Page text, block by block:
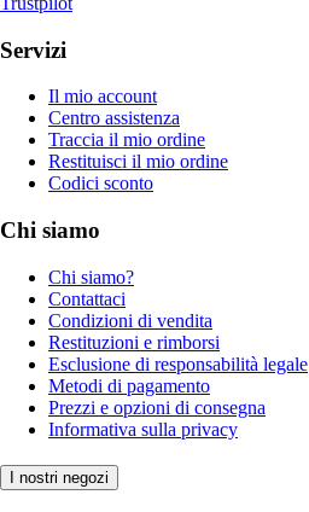
Servizi
Il mio account
Centro assistenza
Traccia il mio ordine
Restituisci il mio ordine
Codici sconto
Chi siamo
Chi siamo?
Contattaci
Condizioni di vendita
Restituzioni e rimborsi
Esclusione di responsabilità legale
Metodi di pagamento
Prezzi e opzioni di consegna
Informativa sulla privacy
I nostri negozi